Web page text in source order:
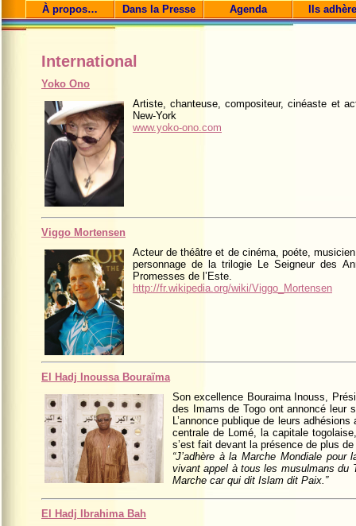
À propos… Dans la Presse Agenda Ils
International
Yoko Ono
Artiste, chanteuse, compositeur, cinéaste et
New-York
www.yoko-ono.com
Viggo Mortensen
Acteur de théâtre et de cinéma, poéte,
personnage de la trilogie Le Seigneur des
Promesses de l’Este.
http://fr.wikipedia.org/wiki/Viggo_Mortensen
El Hadj Inoussa Bouraïma
Son excellence Bouraima Inouss,
des Imams de Togo ont annoncé leur
L’annonce publique de leurs
centrale de Lomé, la capitale
s’est fait devant la présence de plus
“J’adhère à la Marche Mondiale
vivant appel à tous les musulmans du
Marche car qui dit Islam dit Paix.”
El Hadj Ibrahima Bah